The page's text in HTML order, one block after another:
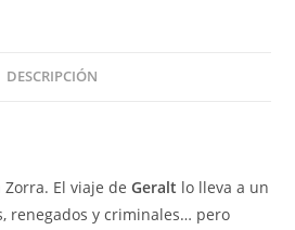
DESCRIPCIÓN
Zorra. El viaje deGeralt lo lleva a un
renegados y criminales… pero